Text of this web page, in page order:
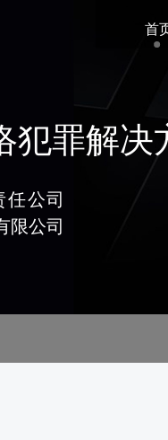
首
犯罪解决
公司
限公司